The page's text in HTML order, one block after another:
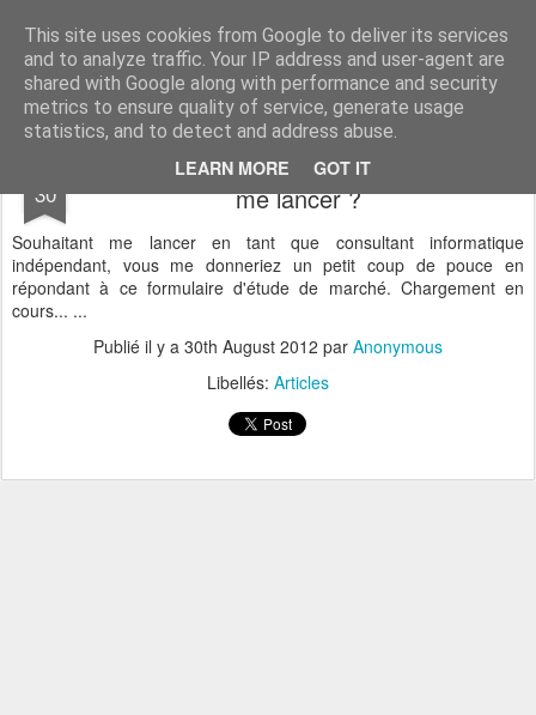
This site uses cookies from Google to deliver its services
and to analyze traffic. Your IP address and user-agent are
shared with Google along with performance and security
metrics to ensure quality of service, generate usage
statistics, and to detect and address abuse.
LEARN MORE GOT IT
Marc Buils Blog
-- Bureau d'étude RIA --
Tél: 05 35 54 27 00
30
Etude de marché: Un coup de pouce pour
me lancer ?
Souhaitant me lancer en tant que consultant informatique
indépendant, vous me donneriez un petit coup de pouce en
répondant à ce formulaire d'étude de marché. Chargement en
cours... ...
Publié il y a 30th August 2012 par Anonymous
Libellés: Articles